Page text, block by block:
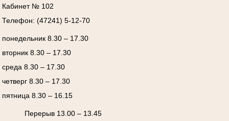
Кабинет № 102
Телефон: (47241) 5-12-70
понедельник 8.30 – 17.30
вторник 8.30 – 17.30
среда 8.30 – 17.30
четверг 8.30 – 17.30
пятница 8.30 – 16.15
Перерыв 13.00 – 13.45